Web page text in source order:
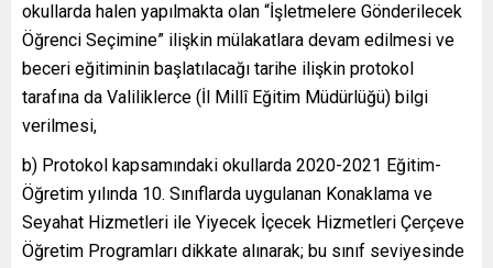
okullarda halen yapılmakta olan “İşletmelere Gönderilecek
Öğrenci Seçimine” ilişkin mülakatlara devam edilmesi ve
beceri eğitiminin başlatılacağı tarihe ilişkin protokol
tarafına da Valiliklerce (İl Millî Eğitim Müdürlüğü) bilgi
verilmesi,
b) Protokol kapsamındaki okullarda 2020-2021 Eğitim-
Öğretim yılında 10. Sınıflarda uygulanan Konaklama ve
Seyahat Hizmetleri ile Yiyecek İçecek Hizmetleri Çerçeve
Öğretim Programları dikkate alınarak; bu sınıf seviyesinde